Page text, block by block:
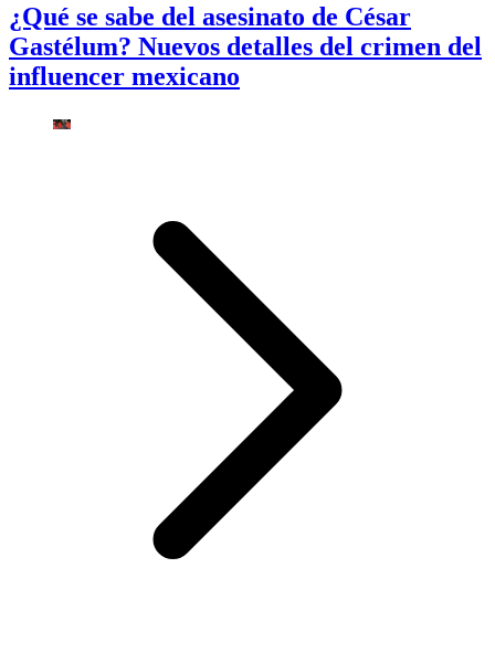
¿Qué se sabe del asesinato de César
Gastélum? Nuevos detalles del crimen del
influencer mexicano